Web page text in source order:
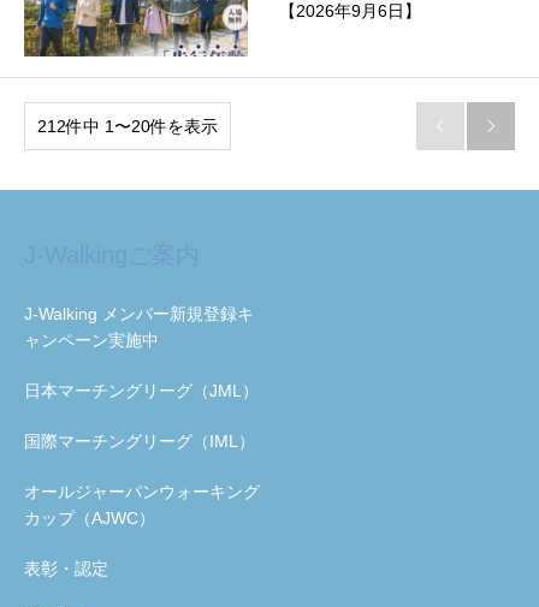
【2026年9月6日】
212件中 1〜20件を表示  
J-Walking メンバー新規登録キ
ャンペーン実施中
日本マーチングリーグ（JML）
国際マーチングリーグ（IML）
オールジャーパンウォーキング
カップ（AJWC）
表彰・認定